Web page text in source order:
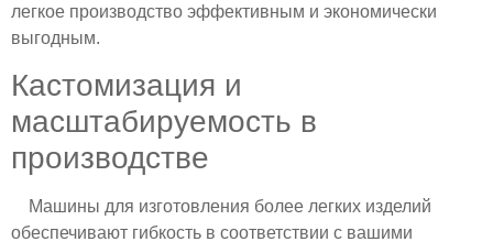
легкое производство эффективным и экономически
выгодным.
Кастомизация и
масштабируемость в
производстве
Машины для изготовления более легких изделий
обеспечивают гибкость в соответствии с вашими